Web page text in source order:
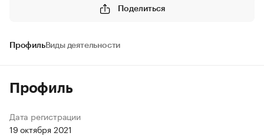
Поделиться
ПрофильВиды деятельности
Профиль
Дата регистрации
19 октября 2021